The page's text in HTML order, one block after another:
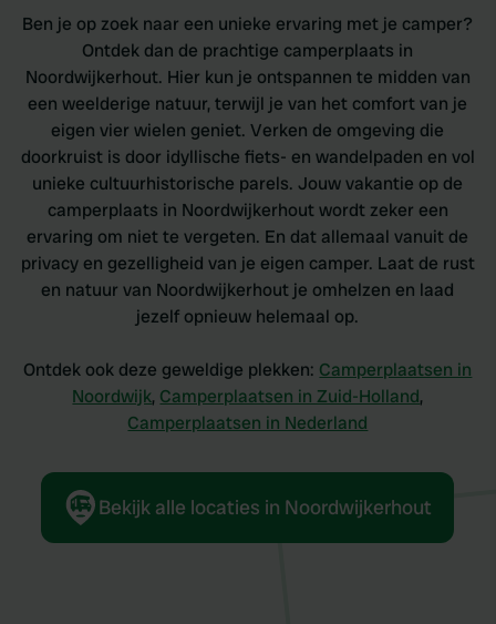
Ben je op zoek naar een unieke ervaring met je camper?
Ontdek dan de prachtige camperplaats in
Noordwijkerhout. Hier kun je ontspannen te midden van
een weelderige natuur, terwijl je van het comfort van je
eigen vier wielen geniet. Verken de omgeving die
doorkruist is door idyllische fiets- en wandelpaden en vol
unieke cultuurhistorische parels. Jouw vakantie op de
camperplaats in Noordwijkerhout wordt zeker een
ervaring om niet te vergeten. En dat allemaal vanuit de
privacy en gezelligheid van je eigen camper. Laat de rust
en natuur van Noordwijkerhout je omhelzen en laad
jezelf opnieuw helemaal op.
Ontdek ook deze geweldige plekken: Camperplaatsen in
Noordwijk, Camperplaatsen in Zuid-Holland,
Camperplaatsen in Nederland
Bekijk alle locaties in Noordwijkerhout